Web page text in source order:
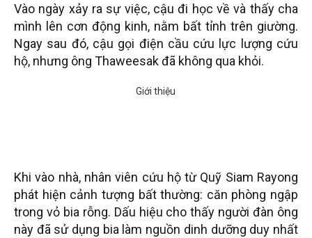
Vào ngày xảy ra sự việc, cậu đi học về và thấy cha
mình lên cơn động kinh, nằm bất tỉnh trên giường.
Ngay sau đó, cậu gọi điện cầu cứu lực lượng cứu
hộ, nhưng ông Thaweesak đã không qua khỏi.
Khi vào nhà, nhân viên cứu hộ từ Quỹ Siam Rayong
phát hiện cảnh tượng bất thường: căn phòng ngập
trong vỏ bia rỗng. Dấu hiệu cho thấy người đàn ông
này đã sử dụng bia làm nguồn dinh dưỡng duy nhất